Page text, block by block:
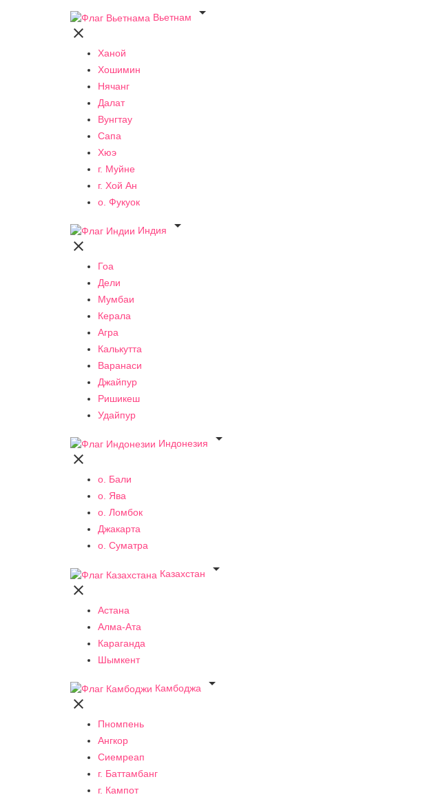
Вьетнам


Ханой
Хошимин
Нячанг
Далат
Вунгтау
Сапа
Хюэ
г. Муйне
г. Хой Ан
о. Фукуок
Индия


Гоа
Дели
Мумбаи
Керала
Агра
Калькутта
Варанаси
Джайпур
Ришикеш
Удайпур
Индонезия


о. Бали
о. Ява
о. Ломбок
Джакарта
о. Суматра
Казахстан


Астана
Алма-Ата
Караганда
Шымкент
Камбоджа


Пномпень
Ангкор
Сиемреап
г. Баттамбанг
г. Кампот